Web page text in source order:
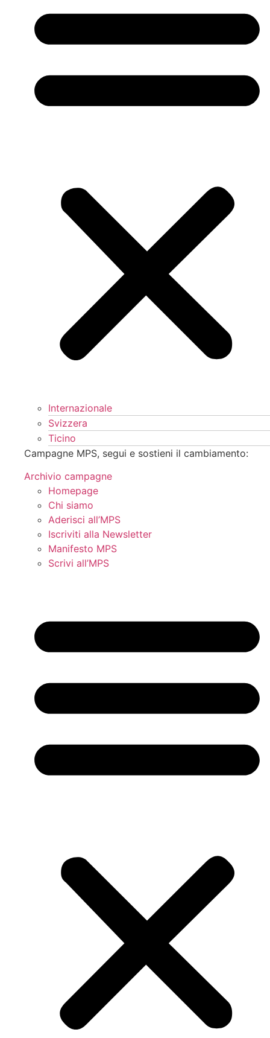
Internazionale
Svizzera
Ticino
Campagne MPS, segui e sostieni il cambiamento:
Archivio campagne
Homepage
Chi siamo
Aderisci all’MPS
Iscriviti alla Newsletter
Manifesto MPS
Scrivi all’MPS